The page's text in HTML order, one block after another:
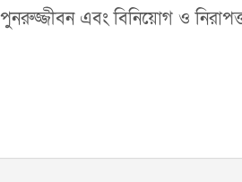
এবং বিনিয়োগ ও